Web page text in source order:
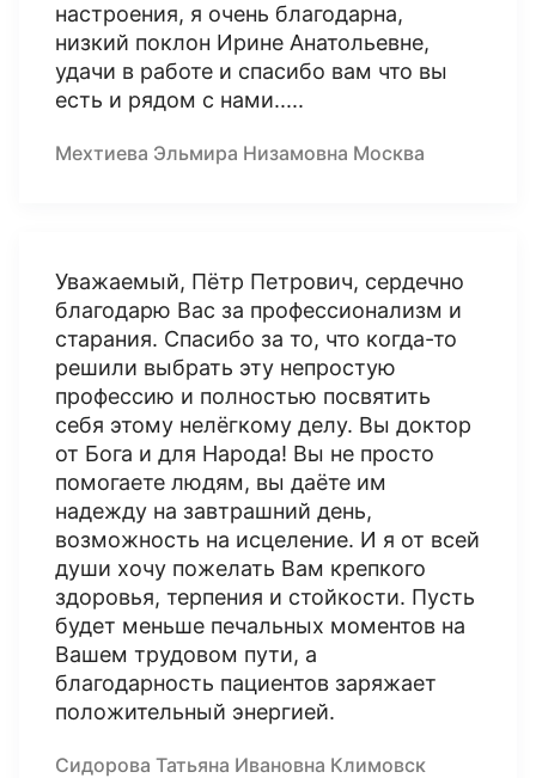
настроения, я очень благодарна,
низкий поклон Ирине Анатольевне,
удачи в работе и спасибо вам что вы
есть и рядом с нами.....
Мехтиева Эльмира Низамовна Москва
Уважаемый, Пётр Петрович, сердечно
благодарю Вас за профессионализм и
старания. Спасибо за то, что когда-то
решили выбрать эту непростую
профессию и полностью посвятить
себя этому нелёгкому делу. Вы доктор
от Бога и для Народа! Вы не просто
помогаете людям, вы даёте им
надежду на завтрашний день,
возможность на исцеление. И я от всей
души хочу пожелать Вам крепкого
здоровья, терпения и стойкости. Пусть
будет меньше печальных моментов на
Вашем трудовом пути, а
благодарность пациентов заряжает
положительный энергией.
Сидорова Татьяна Ивановна Климовск